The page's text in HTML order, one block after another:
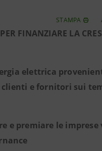
STAMPA
FINANZIARE LA
elettrica
e fornitori sui
e premiare le imprese